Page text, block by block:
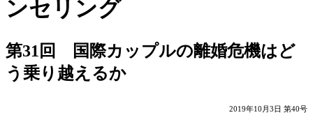
ンセリング
第31回 国際カップルの離婚危機はど
う乗り越えるか
2019年10月3日 第40号